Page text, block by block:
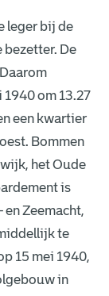
leger bij de
bezetter. De
om 13.27
een kwartier
Bommen
het Oude
is
Zeemacht,
te
15 mei 1940,
in